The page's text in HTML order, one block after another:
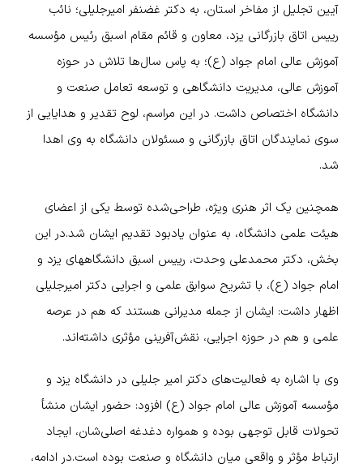
آیین تجلیل از مفاخر استان، به دکتر غضنفر امیرجلیلی؛ نائب
رییس اتاق بازرگانی یزد، معاون و قائم مقام اسبق رئیس مؤسسه
آموزش عالی امام جواد (ع)؛ به پاس سال‌ها تلاش در حوزه
آموزش عالی، مدیریت دانشگاهی و توسعه تعامل صنعت و
دانشگاه اختصاص داشت. در این مراسم، لوح تقدیر و هدایایی از
سوی نمایندگان اتاق بازرگانی و مسئولان دانشگاه به وی اهدا
شد.
همچنین یک اثر هنری ویژه، طراحی‌شده توسط یکی از اعضای
هیئت علمی دانشگاه، به عنوان یادبود تقدیم ایشان شد.در این
بخش، دکتر محمدعلی وحدت، رییس اسبق دانشگاههای یزد و
امام جواد (ع)، با تشریح سوابق علمی و اجرایی دکتر امیرجلیلی
اظهار داشت: ایشان از جمله مدیرانی هستند که هم در عرصه
علمی و هم در حوزه اجرایی، نقش‌آفرینی مؤثری داشته‌اند.
وی با اشاره به فعالیت‌های دکتر امیر جلیلی در دانشگاه یزد و
مؤسسه آموزش عالی امام جواد (ع) افزود: حضور ایشان منشأ
تحولات قابل توجهی بوده و همواره دغدغه اصلی‌شان، ایجاد
ارتباط مؤثر و واقعی میان دانشگاه و صنعت بوده است.در ادامه،